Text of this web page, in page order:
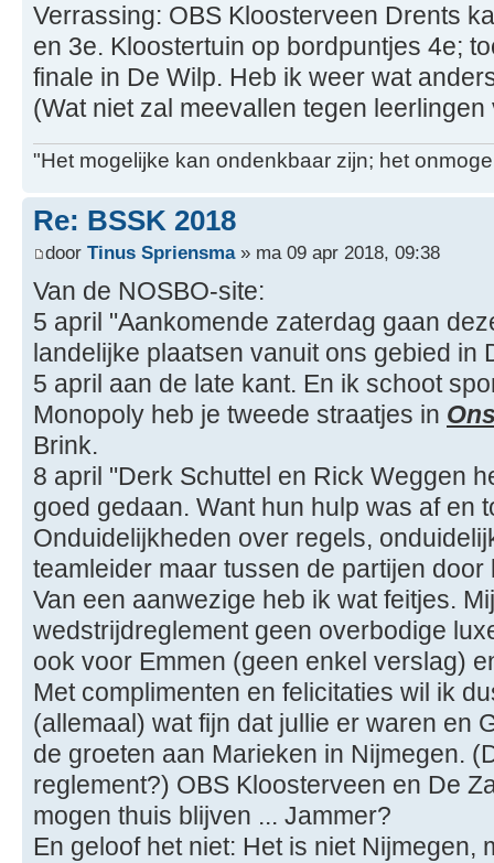
Verrassing: OBS Kloosterveen Drents
en 3e. Kloostertuin op bordpuntjes 4e;
finale in De Wilp. Heb ik weer wat
(Wat niet zal meevallen tegen
"Het mogelijke kan ondenkbaar zijn; het
Re: BSSK 2018
door Tinus Spriensma» ma 09 apr 2018, 09:38
Van de NOSBO-site:
5 april "Aankomende zaterdag gaan
landelijke plaatsen vanuit ons gebied in
5 april aan de late kant. En ik schoot
Monopoly heb je tweede straatjes in
Brink.
8 april "Derk Schuttel en Rick Weggen
goed gedaan. Want hun hulp was af en
Onduidelijkheden over regels,
teamleider maar tussen de partijen
Van een aanwezige heb ik wat feitjes.
wedstrijdreglement geen overbodige
ook voor Emmen (geen enkel verslag)
Met complimenten en felicitaties wil ik
(allemaal) wat fijn dat jullie er waren en
de groeten aan Marieken in Nijmegen.
reglement?) OBS Kloosterveen en De
mogen thuis blijven ... Jammer?
En geloof het niet: Het is niet Nijmegen,